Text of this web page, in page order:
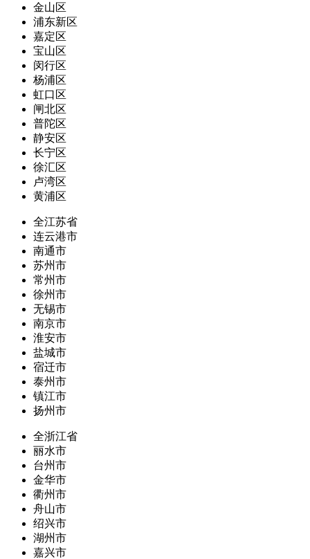
金山区
浦东新区
嘉定区
宝山区
闵行区
杨浦区
虹口区
闸北区
普陀区
静安区
长宁区
徐汇区
卢湾区
黄浦区
全江苏省
连云港市
南通市
苏州市
常州市
徐州市
无锡市
南京市
淮安市
盐城市
宿迁市
泰州市
镇江市
扬州市
全浙江省
丽水市
台州市
金华市
衢州市
舟山市
绍兴市
湖州市
嘉兴市